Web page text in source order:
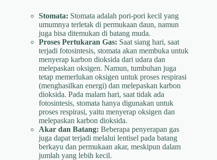
Stomata: Stomata adalah pori-pori kecil yang
umumnya terletak di permukaan daun, namun
juga bisa ditemukan di batang muda.
Proses Pertukaran Gas: Saat siang hari, saat
terjadi fotosintesis, stomata akan membuka untuk
menyerap karbon dioksida dari udara dan
melepaskan oksigen. Namun, tumbuhan juga
tetap memerlukan oksigen untuk proses respirasi
(menghasilkan energi) dan melepaskan karbon
dioksida. Pada malam hari, saat tidak ada
fotosintesis, stomata hanya digunakan untuk
proses respirasi, yaitu menyerap oksigen dan
melepaskan karbon dioksida.
Akar dan Batang: Beberapa penyerapan gas
juga dapat terjadi melalui lentisel pada batang
berkayu dan permukaan akar, meskipun dalam
jumlah yang lebih kecil.